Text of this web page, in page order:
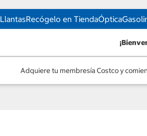
LlantasRecógelo en TiendaÓptica
Adquiere tu membresía Costco y